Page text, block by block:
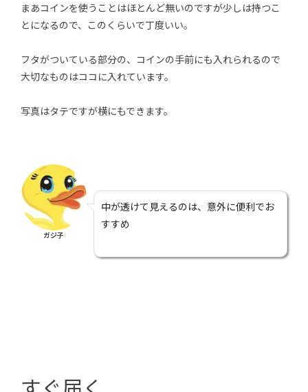
まあコインを使うことはほとんど無いのですが少しは持つこ
とになるので、このくらいで丁度いい。
フタがついている部分の、コインの手前にも入れられるので
大切なものはココに入れています。
写真はタテですが横にもできます。
ガジ子
中が透けて見えるのは、意外に便利でお
すすめ